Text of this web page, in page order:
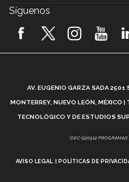
2026! (video)
¿Cómo es el
Vida Tec:
Síguenos
AV. EUGENIO GARZA SADA
MONTERREY, NUEVO LEÓN,
TECNOLÓGICO Y DE ESTUDIOS
*DEC-520912
AVISO LEGAL POLÍTICAS DE